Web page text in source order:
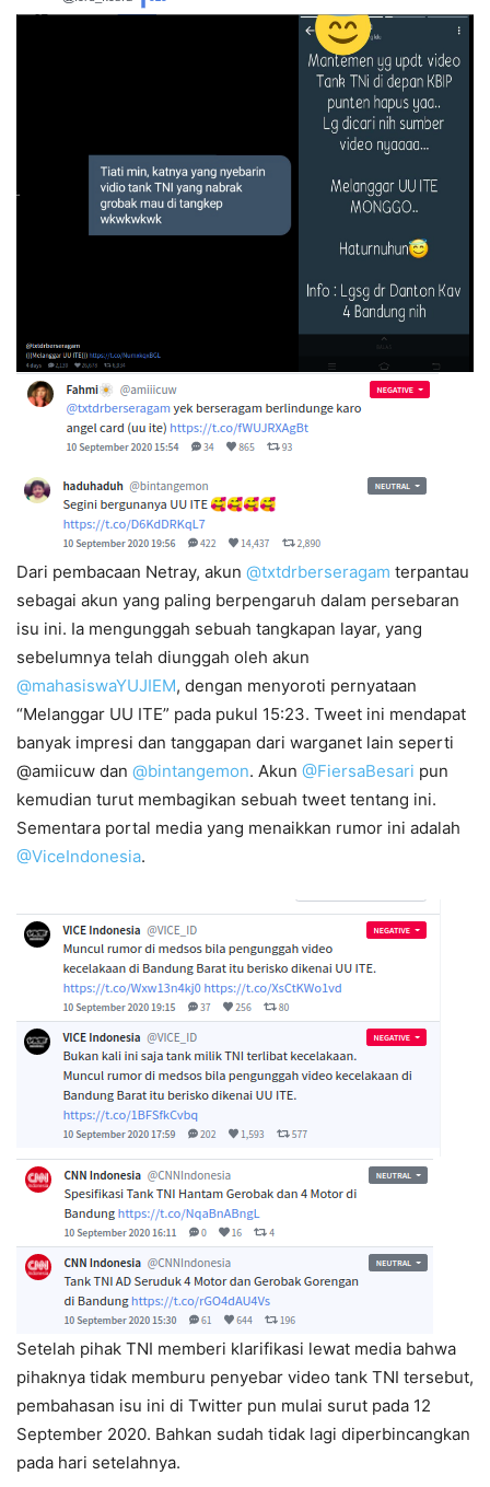
Dari pembacaan Netray, akun @txtdrberseragam terpantau
sebagai akun yang paling berpengaruh dalam persebaran
isu ini. Ia mengunggah sebuah tangkapan layar, yang
sebelumnya telah diunggah oleh akun
@mahasiswaYUJIEM, dengan menyoroti pernyataan
“Melanggar UU ITE” pada pukul 15:23. Tweet ini mendapat
banyak impresi dan tanggapan dari warganet lain seperti
@amiicuw dan @bintangemon. Akun @FiersaBesari pun
kemudian turut membagikan sebuah tweet tentang ini.
Sementara portal media yang menaikkan rumor ini adalah
@ViceIndonesia.
Setelah pihak TNI memberi klarifikasi lewat media bahwa
pihaknya tidak memburu penyebar video tank TNI tersebut,
pembahasan isu ini di Twitter pun mulai surut pada 12
September 2020. Bahkan sudah tidak lagi diperbincangkan
pada hari setelahnya.